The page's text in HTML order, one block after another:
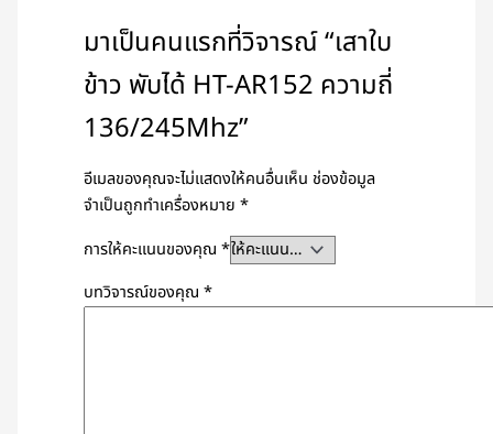
มาเป็นคนแรกที่วิจารณ์ “เสาใบ
ข้าว พับได้ HT-AR152 ความถี่
136/245Mhz”
อีเมลของคุณจะไม่แสดงให้คนอื่นเห็น ช่องข้อมูล
จำเป็นถูกทำเครื่องหมาย*
การให้คะแนนของคุณ*
บทวิจารณ์ของคุณ*